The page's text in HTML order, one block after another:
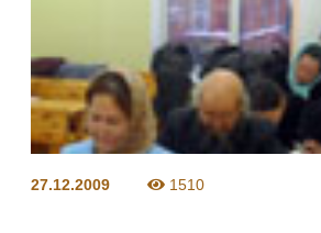
27.12.2009 1510